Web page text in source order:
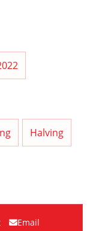
Halving
Email